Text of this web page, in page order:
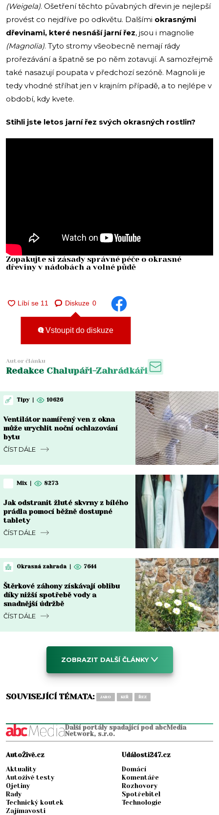
(Weigela). Ošetření těchto půvabných dřevin je nejlepší
provést co nejdříve po odkvětu. Dalšími okrasnými
dřevinami, které nesnáší jarní řez, jsou i magnolie
(Magnolia). Tyto stromy všeobecně nemají rády
prořezávání a špatně se po něm zotavují. A samozřejmě
také nasazují poupata v předchozí sezóně. Magnolii je
tedy vhodné stříhat jen v krajním případě, a to nejlépe v
období, kdy kvete.
Stihli jste letos jarní řez svých okrasných rostlin?
Zopakujte si zásady správné péče o okrasné
dřeviny v nádobách a volné půdě
Diskuze 0
Vstoupit do diskuze
Autor článku
Redakce Chalupáři-Zahrádkáři
Tipy | 10626
Ventilátor namířený ven z okna
může urychlit noční ochlazování
bytu
ČÍST DÁLE
Mix | 8273
Jak odstranit žluté skvrny z bílého
prádla pomocí běžně dostupné
tablety
ČÍST DÁLE
Okrasná zahrada | 7644
Štěrkové záhony získávají oblibu
díky nižší spotřebě vody a
snadnější údržbě
ČÍST DÁLE
ZOBRAZIT DALŠÍ ČLÁNKY
SOUVISEJÍCÍ TÉMATA: JARO KEŘ ŘEZ
Další portály spadající pod abcMedia
Network, s.r.o.
AutoŽivě.cz
Aktuality
Autoživě testy
Ojetiny
Rady
Technický koutek
Zajímavosti
Události247.cz
Domácí
Komentáře
Rozhovory
Spotřebitel
Technologie